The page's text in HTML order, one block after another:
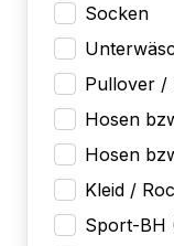
Socken
Pullover /
Hosen
Hosen
Kleid /
Sport-BH